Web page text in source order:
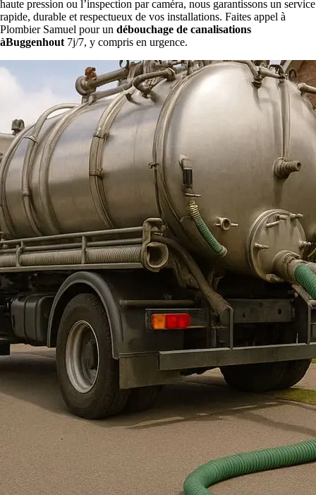
haute pression ou l’inspection par caméra, nous garantissons un service
rapide, durable et respectueux de vos installations. Faites appel à
Plombier Samuel pour un débouchage de canalisations
àBuggenhout 7j/7, y compris en urgence.